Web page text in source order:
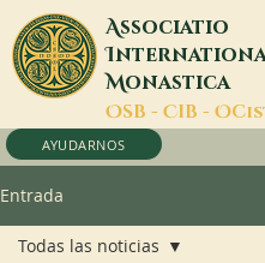
Associatio
I
Monastica
OSB - CIB - O
AYUDARNOS
Entrada
Todas las noticias